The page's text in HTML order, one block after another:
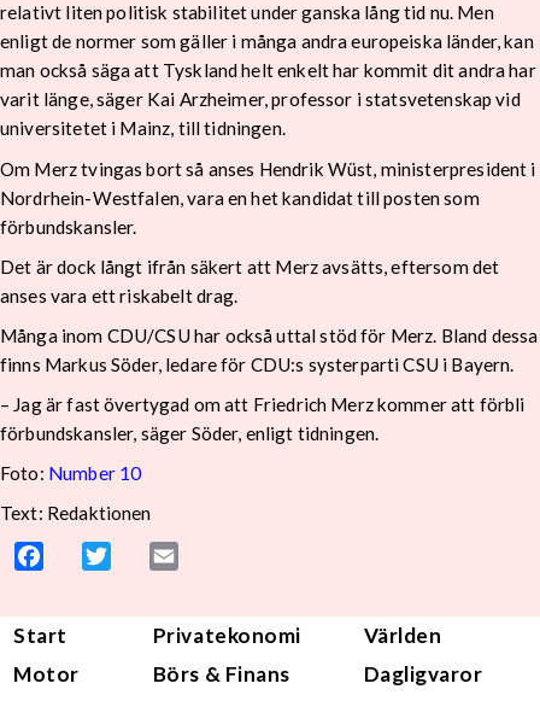
relativt liten politisk stabilitet under ganska lång tid nu. Men
enligt de normer som gäller i många andra europeiska länder, kan
man också säga att Tyskland helt enkelt har kommit dit andra har
varit länge, säger Kai Arzheimer, professor i statsvetenskap vid
universitetet i Mainz, till tidningen.
Om Merz tvingas bort så anses Hendrik Wüst, ministerpresident i
Nordrhein-Westfalen, vara en het kandidat till posten som
förbundskansler.
Det är dock långt ifrån säkert att Merz avsätts, eftersom det
anses vara ett riskabelt drag.
Många inom CDU/CSU har också uttal stöd för Merz. Bland dessa
finns Markus Söder, ledare för CDU:s systerparti CSU i Bayern.
– Jag är fast övertygad om att Friedrich Merz kommer att förbli
förbundskansler, säger Söder, enligt tidningen.
Foto: Number 10
Text: Redaktionen
Facebook Twitter
Start Privatekonomi
Världen
Motor
Börs & Finans
Dagligvaror